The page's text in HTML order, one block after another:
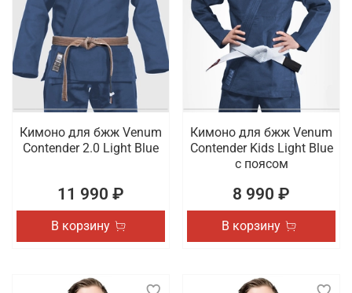
Кимоно для бжж Venum
Contender 2.0 Light Blue
11 990 ₽
В корзину
Кимоно для бжж Venum
Contender Kids Light Blue
с поясом
8 990 ₽
В корзину